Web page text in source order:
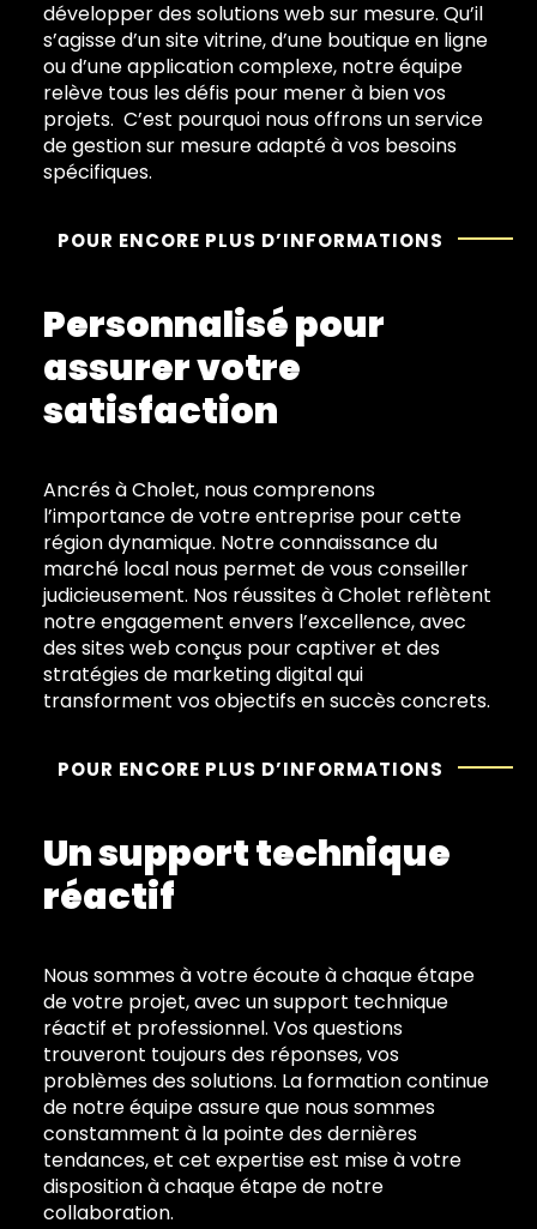
développer des solutions web sur mesure. Qu’il
s’agisse d’un site vitrine, d’une boutique en ligne
ou d’une application complexe, notre équipe
relève tous les défis pour mener à bien vos
projets. C’est pourquoi nous offrons un service
de gestion sur mesure adapté à vos besoins
spécifiques.
POUR ENCORE PLUS D’INFORMATIONS
Personnalisé pour
assurer votre
satisfaction
Ancrés à Cholet, nous comprenons
l’importance de votre entreprise pour cette
région dynamique. Notre connaissance du
marché local nous permet de vous conseiller
judicieusement. Nos réussites à Cholet reflètent
notre engagement envers l’excellence, avec
des sites web conçus pour captiver et des
stratégies de marketing digital qui
transforment vos objectifs en succès concrets.
POUR ENCORE PLUS D’INFORMATIONS
Un support technique
réactif
Nous sommes à votre écoute à chaque étape
de votre projet, avec un support technique
réactif et professionnel. Vos questions
trouveront toujours des réponses, vos
problèmes des solutions. La formation continue
de notre équipe assure que nous sommes
constamment à la pointe des dernières
tendances, et cet expertise est mise à votre
disposition à chaque étape de notre
collaboration.